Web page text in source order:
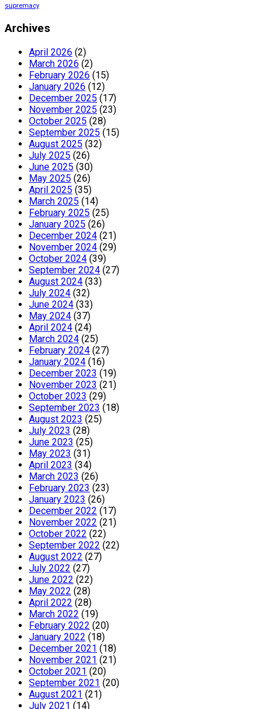
supremacy
Archives
April 2026 (2)
March 2026 (2)
February 2026 (15)
January 2026 (12)
December 2025 (17)
November 2025 (23)
October 2025 (28)
September 2025 (15)
August 2025 (32)
July 2025 (26)
June 2025 (30)
May 2025 (26)
April 2025 (35)
March 2025 (14)
February 2025 (25)
January 2025 (26)
December 2024 (21)
November 2024 (29)
October 2024 (39)
September 2024 (27)
August 2024 (33)
July 2024 (32)
June 2024 (33)
May 2024 (37)
April 2024 (24)
March 2024 (25)
February 2024 (27)
January 2024 (16)
December 2023 (19)
November 2023 (21)
October 2023 (29)
September 2023 (18)
August 2023 (25)
July 2023 (28)
June 2023 (25)
May 2023 (31)
April 2023 (34)
March 2023 (26)
February 2023 (23)
January 2023 (26)
December 2022 (17)
November 2022 (21)
October 2022 (22)
September 2022 (22)
August 2022 (27)
July 2022 (27)
June 2022 (22)
May 2022 (28)
April 2022 (28)
March 2022 (19)
February 2022 (20)
January 2022 (18)
December 2021 (18)
November 2021 (21)
October 2021 (20)
September 2021 (20)
August 2021 (21)
July 2021 (14)